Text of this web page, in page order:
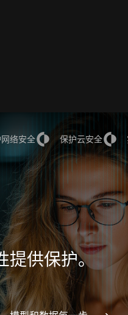
提供保护。
络安全 保护云安全